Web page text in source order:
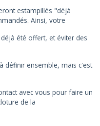
estampillés "déjà
Ainsi, votre
été offert, et éviter des
définir ensemble, mais c'est
avec vous pour faire un
de la